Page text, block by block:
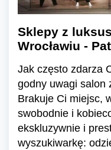
Sklepy z
Wrocławiu -
Jak często zdarza
godny uwagi salon
Brakuje Ci miejsc,
swobodnie i
ekskluzywnie i
wyszukiwarkę: